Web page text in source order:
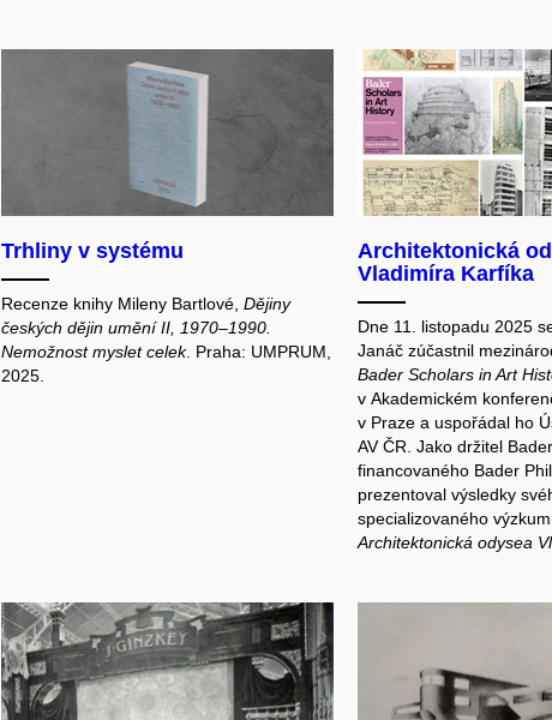
Trhliny v systému
Recenze knihy Mileny Bartlové, Dějiny
českých dějin umění II, 1970–1990.
Nemožnost myslet celek. Praha: UMPRUM,
2025.
Architektonická
Vladimíra Karfíka
Dne 11. listopadu 2025
Janáč zúčastnil
Bader Scholars in Art
v Akademickém
v Praze a uspořádal ho
AV ČR. Jako držitel
financovaného Bader
prezentoval výsledky
specializovaného
Architektonická odysea